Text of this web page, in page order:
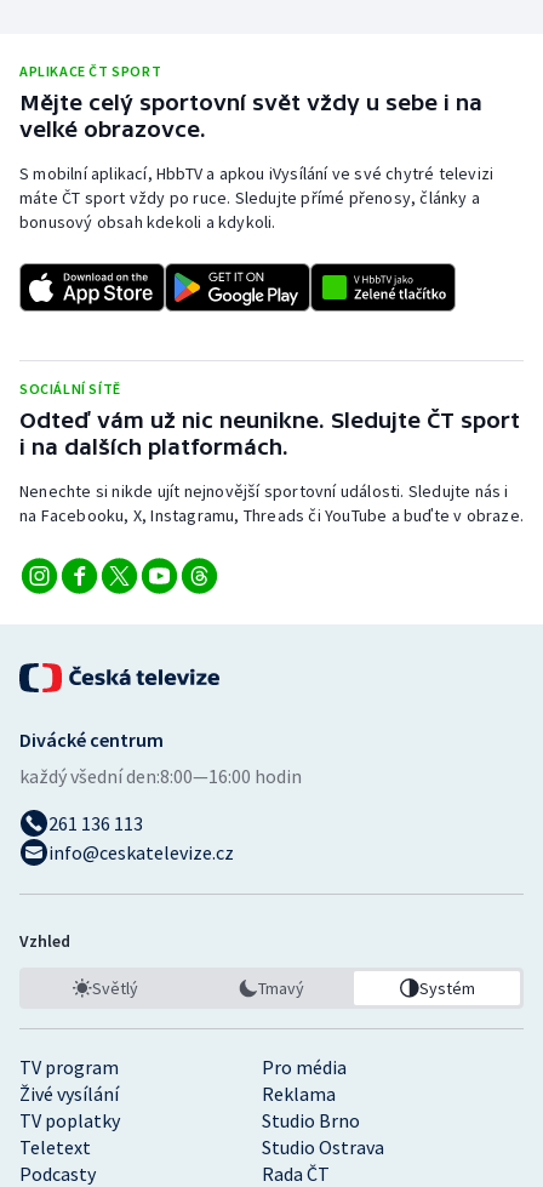
Sportovní střelba
Stolní tenis
Triatlon
Veslování
Vodní slalom
Ostatní
APLIKACE ČT SPORT
Mějte celý sportovní svět vždy u sebe i na
velké obrazovce.
S mobilní aplikací, HbbTV a apkou iVysílání ve své chytré televizi
máte ČT sport vždy po ruce. Sledujte přímé přenosy, články a
bonusový obsah kdekoli a kdykoli.
SOCIÁLNÍ SÍTĚ
Odteď vám už nic neunikne. Sledujte ČT sport
i na dalších platformách.
Nenechte si nikde ujít nejnovější sportovní události. Sledujte nás i
na Facebooku, X, Instagramu, Threads či YouTube a buďte v obraze.
TV program
Pro média
Živé vysílání
Reklama
TV poplatky
Studio Brno
Teletext
Studio Ostrava
Podcasty
Rada ČT
Divácké centrum
každý všední den:8:00—16:00 hodin
261 136 113
info@ceskatelevize.cz
Vzhled
Světlý Tmavý Systém